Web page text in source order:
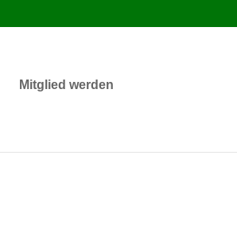
Mitglied werden